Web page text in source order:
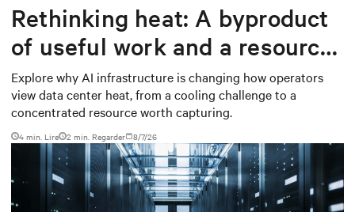
Rethinking heat: A byproduct
of useful work and a resource
worth capturing
Explore why AI infrastructure is changing how operators
view data center heat, from a cooling challenge to a
concentrated resource worth capturing.
4 min. Lire 2 min. Regarder 8/7/26